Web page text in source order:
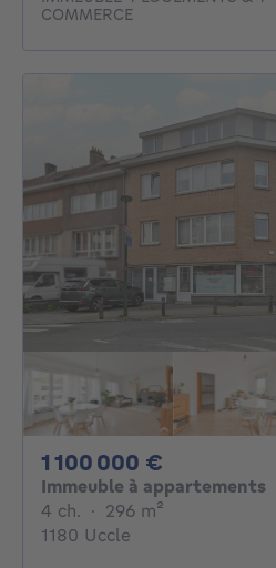
COMMERCE
1 100 000 €
Immeuble à appartements
4 ch. 4 chambres
· 296 m²
1180 Uccle